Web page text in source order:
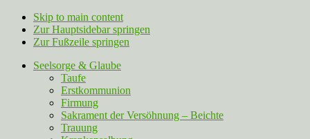
Skip to main content
Zur Hauptsidebar springen
Zur Fußzeile springen
Seelsorge & Glaube
Taufe
Erstkommunion
Firmung
Sakrament der Versöhnung – Beichte
Trauung